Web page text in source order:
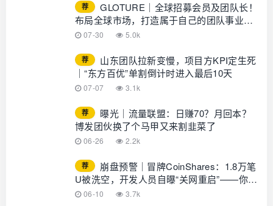
荐
GLOTURE｜全球招募会员及团队长！
布局全球市场，打造属于自己的团队事业，
想增加收入？想打造团队？加入
07-30 5.0k
荐
山东团队拉新变慢，项目方KPI定生死
｜“东方百优”单割倒计时进入最后10天
07-07 3.1k
荐
曝光｜流量联盟：日赚70？月回本？
博发团伙换了个马甲又来割韭菜了
06-26 2.2k
荐
崩盘预警｜冒牌CoinShares：1.8万笔
U被洗空，开发人员自曝“关网重启”——你的
钱早已不在账上
06-10 3.7k